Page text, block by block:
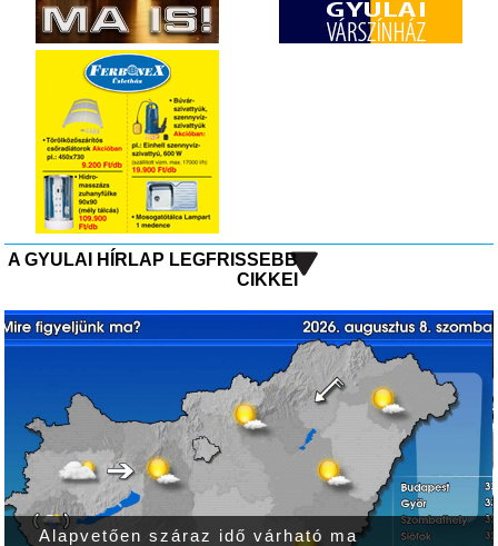
A GYULAI HÍRLAP LEGFRISSEBB
CIKKEI
Alapvetően száraz idő várható ma